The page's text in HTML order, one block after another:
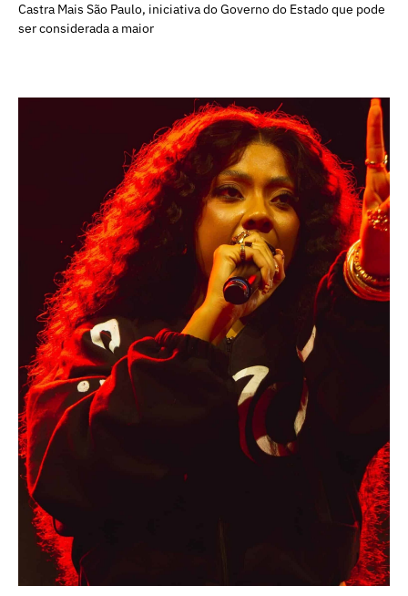
Castra Mais São Paulo, iniciativa do Governo do Estado que pode
ser considerada a maior